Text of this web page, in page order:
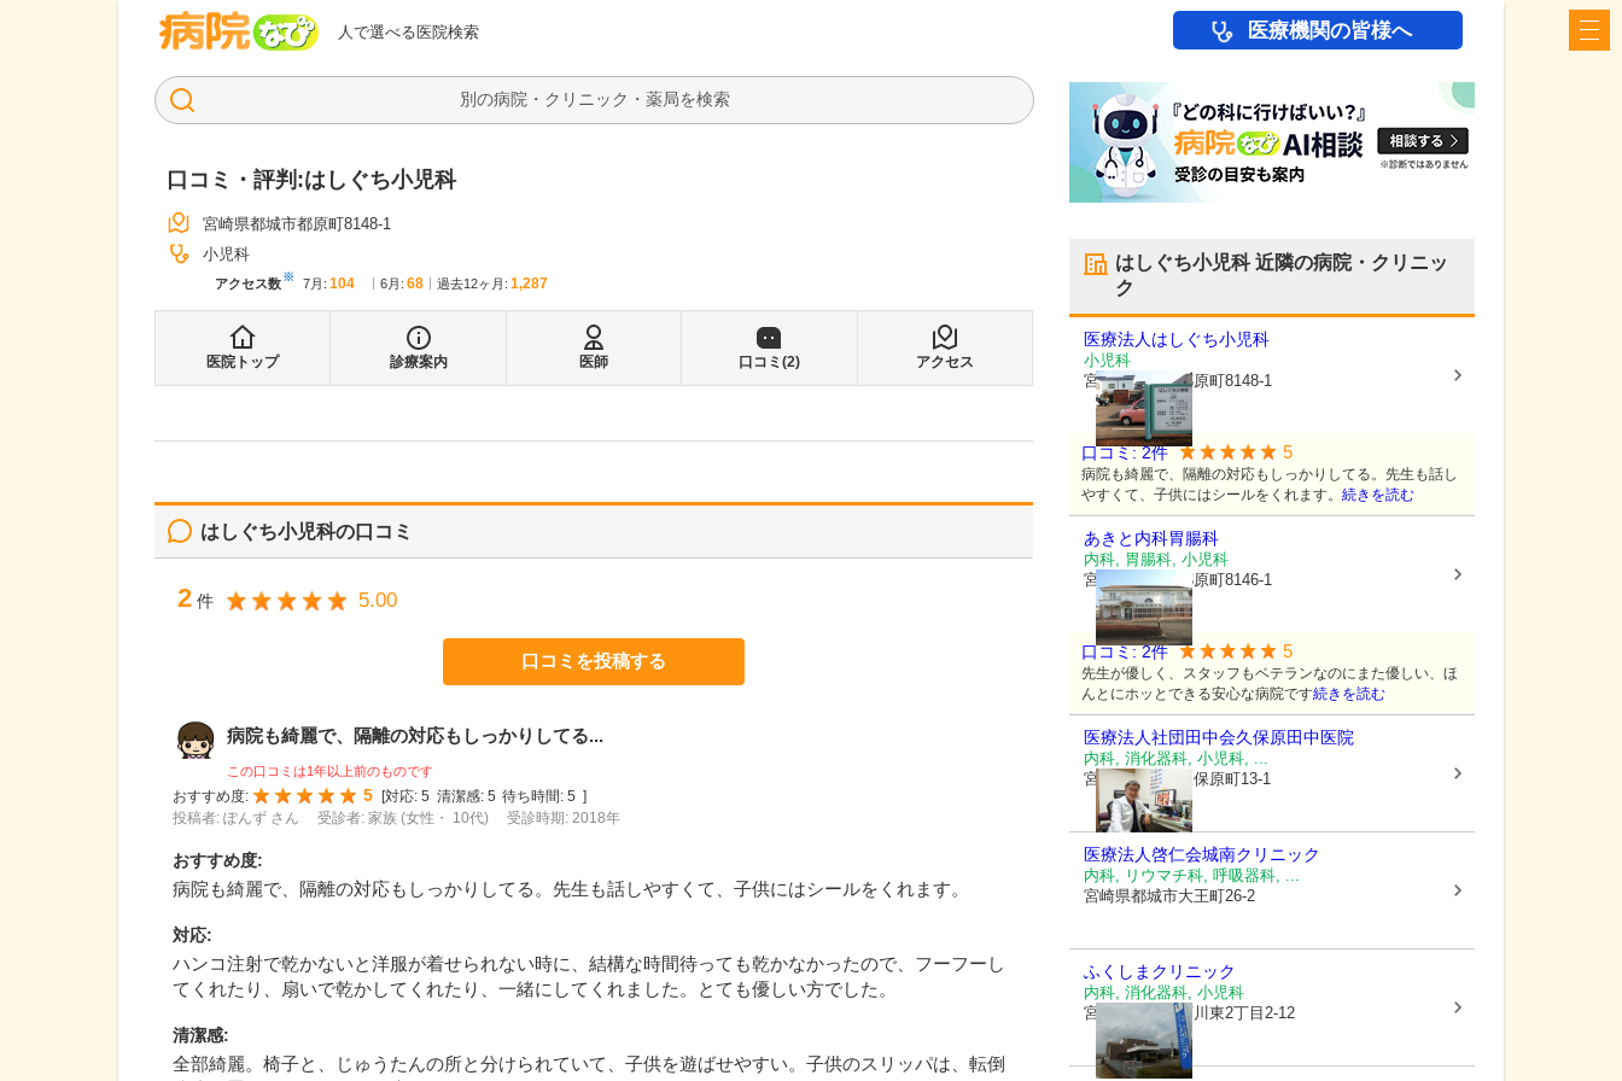
人で選べる医院検索
病院なび 医療機関の皆様へ
検索
口コミ・評判:はしぐち小児科
宮崎県都城市都原町8148-1
小児科
アクセス数※ 7月 : 104 6月 : 68 過去12ヶ月: 1,287
医院トップ 診療案内 医師 口コミ(2) アクセス
はしぐち小児科の口コミ
2 件 5.00
口コミを投稿する
病院も綺麗で、隔離の対応もしっかりしてる...
この口コミは1年以上前のものです
おすすめ度:
5 [対応: 5 清潔感: 5 待ち時間: 5 ]
投稿者: ぽんず さん
受診者: 家族 (女性・ 10代) 受診時期: 2018年
おすすめ度:
病院も綺麗で、隔離の対応もしっかりしてる。先生も話しやすくて、子供にはシールをくれます。
対応:
ハンコ注射で乾かないと洋服が着せられない時に、結構な時間待っても乾かなかったので、フーフーし
てくれたり、扇いで乾かしてくれたり、一緒にしてくれました。とても優しい方でした。
清潔感:
全部綺麗。椅子と、じゅうたんの所と分けられていて、子供を遊ばせやすい。子供のスリッパは、転倒
はしぐち小児科近隣の病院・クリニッ
ク
医療法人 はしぐち小児科
小児科
宮崎県都城市都原町8148-1
口コミ: 2件 5
病院も綺麗で、隔離の対応もしっかりしてる。先生も話し
やすくて、子供にはシールをくれます。 続きを読む
あきと内科胃腸科
内科, 胃腸科, 小児科
宮崎県都城市
都原町8146-1
口コミ: 2件 5
先生が優しく、スタッフもベテランなのにまた優しい、ほ
んとにホッとできる安心な病院です続きを読む
医療法人社団田中会久保原田中医院
内科, 消化器科, 小児科, ...
宮崎県都城市
久保原町13-1
医療法人啓仁会城南クリニック
内科, リウマチ科, 呼吸器科, ...
宮崎県都城市大王町26-2
ふくしまクリニック
内科, 消化器科, 小児科
宮崎県都城市下川東2丁目2-12